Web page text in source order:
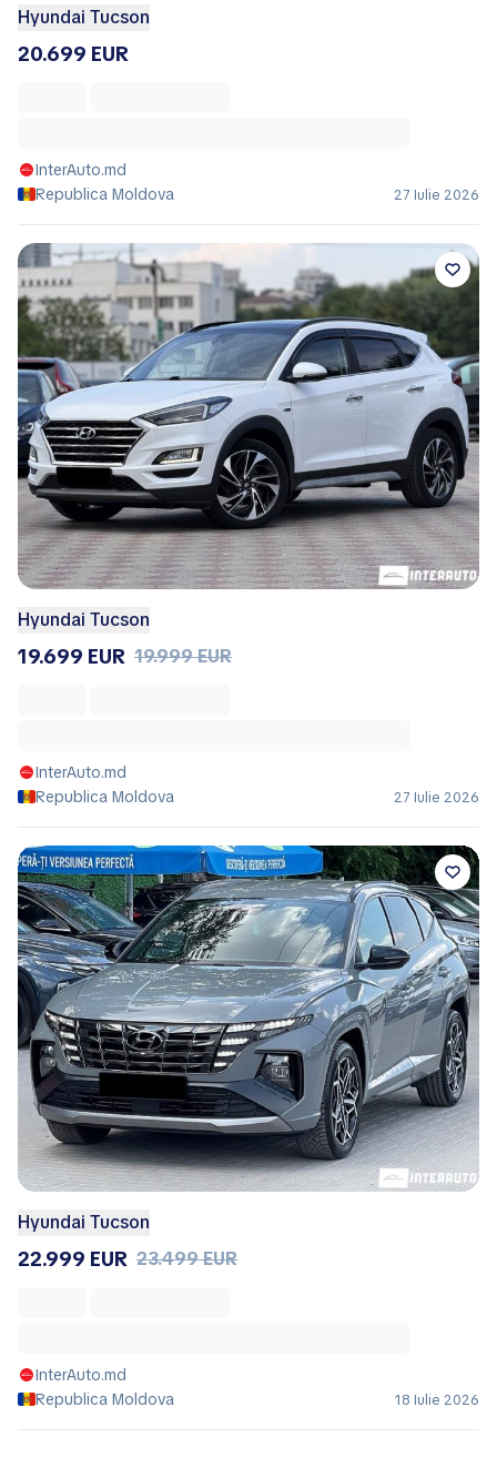
Hyundai Tucson
20.699 EUR
InterAuto.md
Republica Moldova
27 Iulie 2026
Hyundai Tucson
19.699 EUR 19.999 EUR
InterAuto.md
Republica Moldova
27 Iulie 2026
Hyundai Tucson
22.999 EUR 23.499 EUR
InterAuto.md
Republica Moldova
18 Iulie 2026